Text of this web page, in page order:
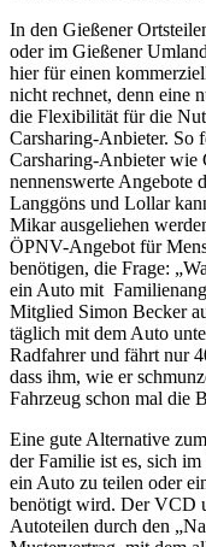
In den Gießener
oder im Gießener
hier für einen
nicht rechnet, denn eine
die Flexibilität für die
Carsharing-Anbieter. So
Carsharing-Anbieter wie
nennenswerte Angebote
Langgöns und Lollar
Mikar ausgeliehen
ÖPNV-Angebot für
benötigen, die Frage:
ein Auto mit
Mitglied Simon Becker
täglich mit dem Auto
Radfahrer und fährt nur
dass ihm, wie er
Fahrzeug schon mal die
Eine gute Alternative
der Familie ist es, sich
ein Auto zu teilen oder
benötigt wird. Der VCD
Autoteilen durch den